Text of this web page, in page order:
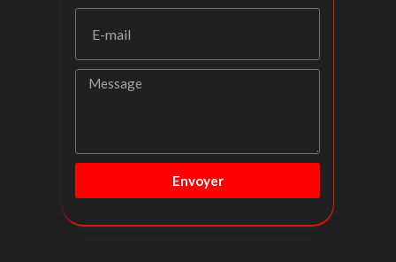
Envoyer